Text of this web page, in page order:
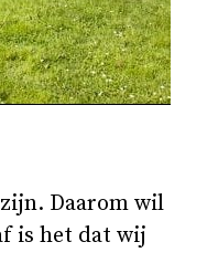
Daarom wil
is het dat wij